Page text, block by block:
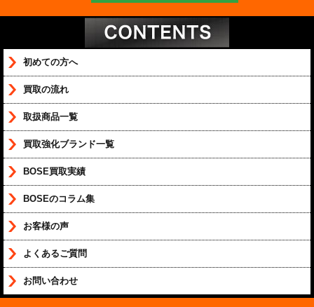
初めての方へ
買取の流れ
取扱商品一覧
買取強化ブランド一覧
BOSE買取実績
BOSEのコラム集
お客様の声
よくあるご質問
お問い合わせ